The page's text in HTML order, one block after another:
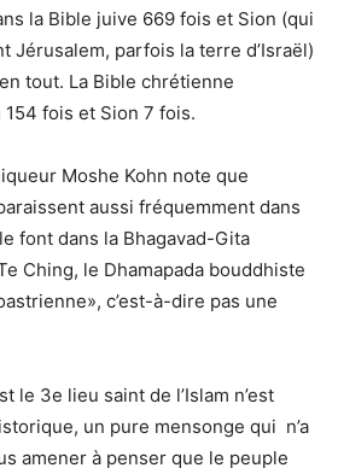
la Bible juive 669 fois et Sion (qui
Jérusalem, parfois la terre d’Israël)
tout. La Bible chrétienne
fois et Sion 7 fois.
Moshe Kohn note que
aussi fréquemment dans
font dans la Bhagavad-Gita
Ching, le Dhamapada bouddhiste
c’est-à-dire pas une
le 3e lieu saint de l’Islam n’est
un pure mensonge qui n’a
amener à penser que le peuple